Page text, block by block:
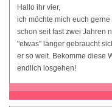
Hallo ihr vier,
ich möchte mich euch
schon seit fast zwei Jahren
"etwas" länger gebraucht
er so weit. Bekomme diese
endlich losgehen!